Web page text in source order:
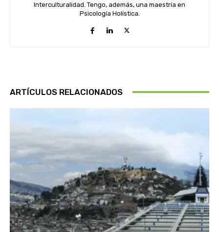
Interculturalidad. Tengo, además, una maestría en
Psicología Holística.
ARTÍCULOS RELACIONADOS